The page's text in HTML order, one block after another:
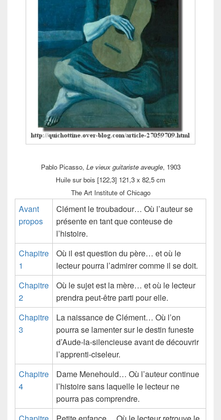
Pablo Picasso, Le vieux guitariste aveugle, 1903
Huile sur bois [122,3] 121,3 x 82,5 cm
The Art Institute of Chicago
Avant
propos
Clément le troubadour… Où l’auteur se
présente en tant que conteuse de
l’histoire.
Chapitre
1
Où il est question du père… et où le
lecteur pourra l’admirer comme il se doit.
Chapitre
2
Où le sujet est la mère… et où le lecteur
prendra peut-être parti pour elle.
Chapitre
3
La naissance de Clément… Où l’on
pourra se lamenter sur le destin funeste
d’Aude-la-silencieuse avant de découvrir
l’apprenti-ciseleur.
Chapitre
4
Dame Menehould… Où l’auteur continue
l’histoire sans laquelle le lecteur ne
pourra pas comprendre.